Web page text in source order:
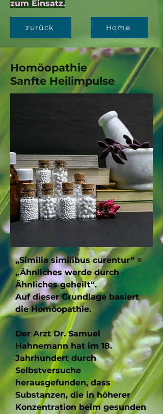
zum Einsatz.
zurück Home
Homöopathie
Sanfte Heilimpulse
„Similia similibus curentur“ =
„Ähnliches werde durch
Ähnliches geheilt“.
Auf dieser Grundlage basiert
die Homöopathie.
Der Arzt Dr. Samuel
Hahnemann hat im 18.
Jahrhundert durch
Selbstversuche
herausgefunden, dass
Substanzen, die in höherer
Konzentration beim gesunden